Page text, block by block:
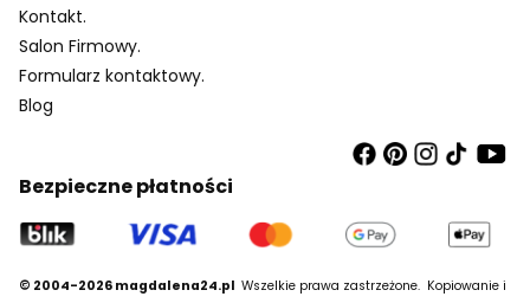
Kontakt.
Salon Firmowy.
Formularz kontaktowy.
Blog
Bezpieczne płatności
© 2004-2026 magdalena24.pl Wszelkie prawa zastrzeżone. Kopiowanie i